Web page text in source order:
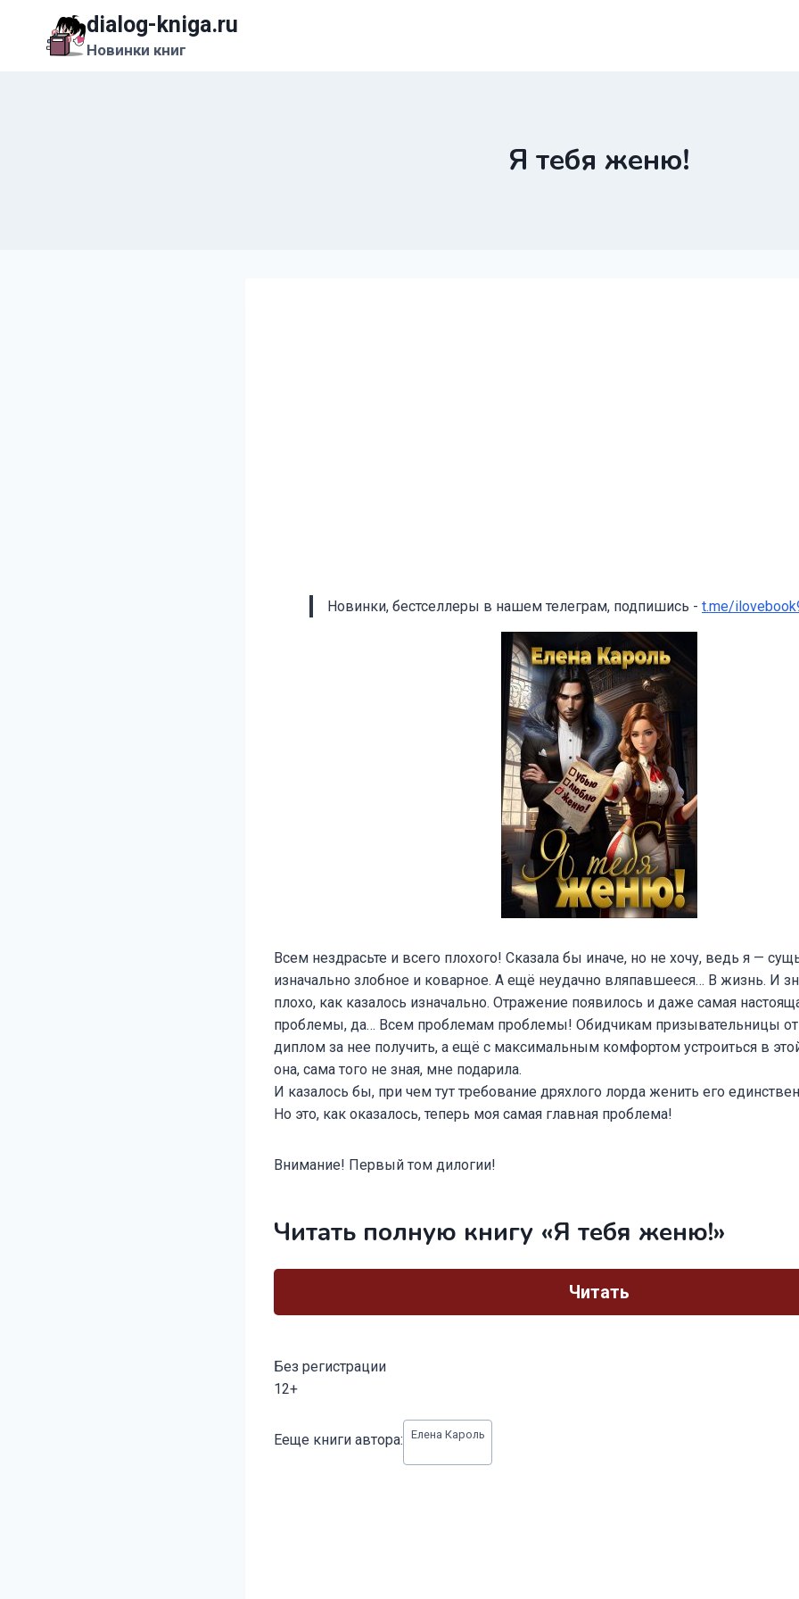
содержимому
dialog-kniga.ru
Новинки книг
Я тебя женю!
Новинки, бестселлеры в нашем телеграм, подпишись - t.me/
Всем нездрасьте и всего плохого! Сказала бы иначе, но не хочу, ведь я —
изначально злобное и коварное. А ещё неудачно вляпавшееся… В жизнь. И
плохо, как казалось изначально. Отражение появилось и даже самая
проблемы, да… Всем проблемам проблемы! Обидчикам призывательницы
диплом за нее получить, а ещё с максимальным комфортом устроиться в
она, сама того не зная, мне подарила.
И казалось бы, при чем тут требование дряхлого лорда женить его
Но это, как оказалось, теперь моя самая главная проблема!
Внимание! Первый том дилогии!
Читать полную книгу «Я тебя женю!»
Читать
Без регистрации
12+
записи:
Ееще книги автора: Елена Кароль